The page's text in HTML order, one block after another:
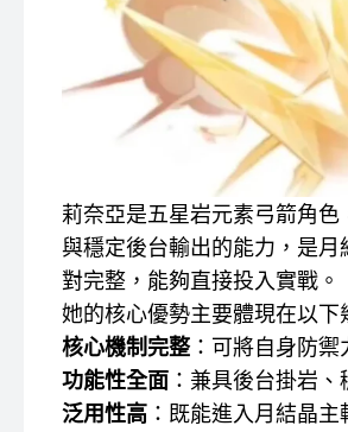
莉奈亞是五星岩元素弓箭角色
與穩定後台輸出的能力，是
對完整，能夠直接投入實戰。
她的核心優勢主要體現在以下
核心機制完整：可將自身防禦
功能性全面 ：兼具後台掛岩
泛用性高 ：既能進入月結晶